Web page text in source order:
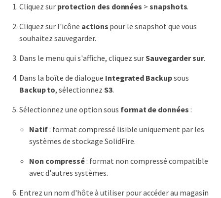
Cliquez sur protection des données >snapshots.
Cliquez sur l'icône actions pour le snapshot que vous
souhaitez sauvegarder.
Dans le menu qui s'affiche, cliquez surSauvegarder sur.
Dans la boîte de dialogue Integrated Backupsous
Backup to, sélectionnezS3.
Sélectionnez une option sous format de données :
Natif: format compressé lisible uniquement par les
systèmes de stockage SolidFire.
Non compressé: format non compressé compatible
avec d'autres systèmes.
Entrez un nom d'hôte à utiliser pour accéder au magasin